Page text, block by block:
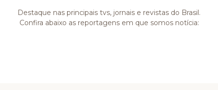
Destaque nas principais tvs, jornais e revistas do Brasil.
Confira abaixo as reportagens em que somos notícia: